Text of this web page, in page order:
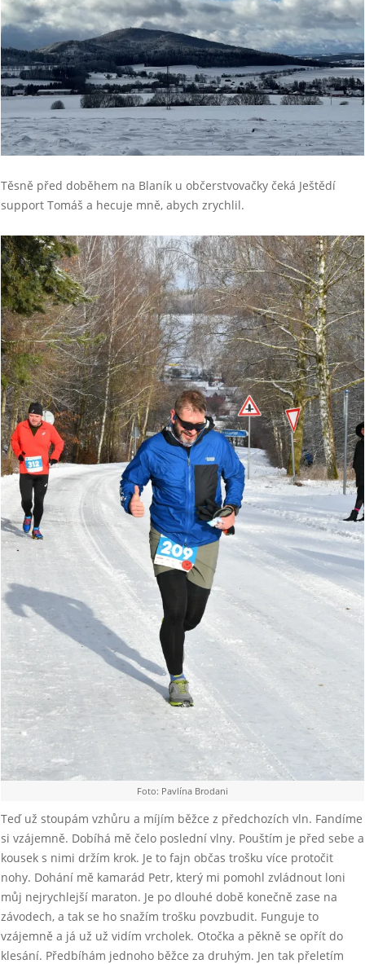
Těsně před doběhem na Blaník u občerstvovačky čeká Ještědí
support Tomáš a hecuje mně, abych zrychlil.
Foto: Pavlína Brodani
Teď už stoupám vzhůru a míjím běžce z předchozích vln. Fandíme
si vzájemně. Dobíhá mě čelo poslední vlny. Pouštím je před sebe a
kousek s nimi držím krok. Je to fajn občas trošku více protočit
nohy. Dohání mě kamarád Petr, který mi pomohl zvládnout loni
můj nejrychlejší maraton. Je po dlouhé době konečně zase na
závodech, a tak se ho snažím trošku povzbudit. Funguje to
vzájemně a já už už vidím vrcholek. Otočka a pěkně se opřít do
klesání. Předbíhám jednoho běžce za druhým. Jen tak přeletím